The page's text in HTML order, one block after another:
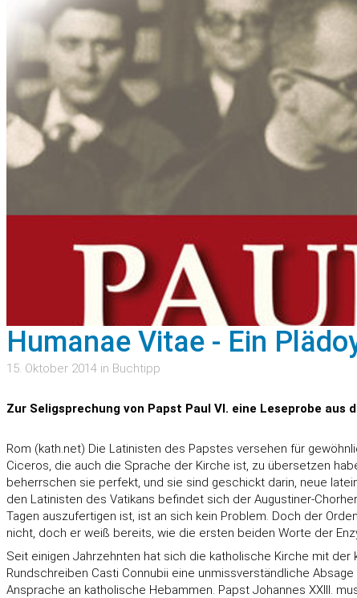
Humanae Vitae - Ein
15. Oktober 2014 in Buchtipp
Zur Seligsprechung von Papst Paul VI. eine Leseprobe aus
Rom (kath.net) Die Latinisten des Papstes versehen für
Ciceros, die auch die Sprache der Kirche ist, zu übersetzen
beherrschen sie perfekt, und sie sind geschickt darin, neue
den Latinisten des Vatikans befindet sich der Augustiner-
Tagen auszufertigen ist, ist an sich kein Problem. Doch der
nicht, doch er weiß bereits, wie die ersten beiden Worte der
Seit einigen Jahrzehnten hat sich die katholische Kirche mit der
Rundschreiben Casti Connubii eine unmissverständliche
Ansprache an katholische Hebammen. Papst Johannes XXIII.